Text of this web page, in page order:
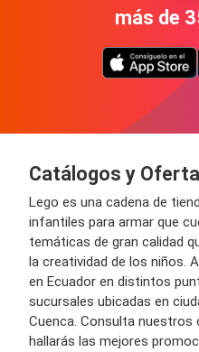
más de
Catálogos y
Lego es una cadena de
infantiles para armar que
temáticas de gran calidad
la creatividad de los niños.
en Ecuador en distintos
sucursales ubicadas en
Cuenca. Consulta
hallarás las mejores